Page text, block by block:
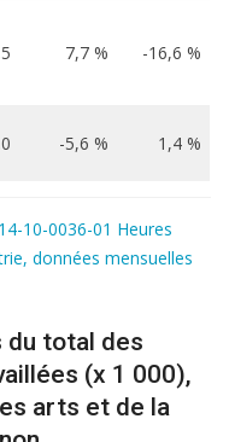
7,7 % -16,6 %
-5,6 % 1,4 %
10-0036-01 Heures
données mensuelles
du total des
(x 1 000),
arts et de la